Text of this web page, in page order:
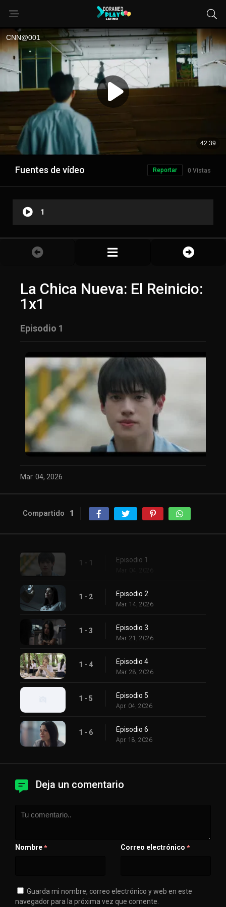
Fuentes de vídeo 0 Vistas
Reportar
1
La Chica Nueva: El Reinicio:
1x1
Episodio 1
Mar. 04, 2026
Compartido 1
1 - 1 Episodio 1
Mar. 04, 2026
1 - 2 Episodio 2
Mar. 14, 2026
1 - 3 Episodio 3
Mar. 21, 2026
1 - 4 Episodio 4
Mar. 28, 2026
1 - 5 Episodio 5
Apr. 04, 2026
1 - 6 Episodio 6
Apr. 18, 2026
Deja un comentario
Nombre * Correo electrónico *
Guarda mi nombre, correo electrónico y web en este
navegador para la próxima vez que comente.